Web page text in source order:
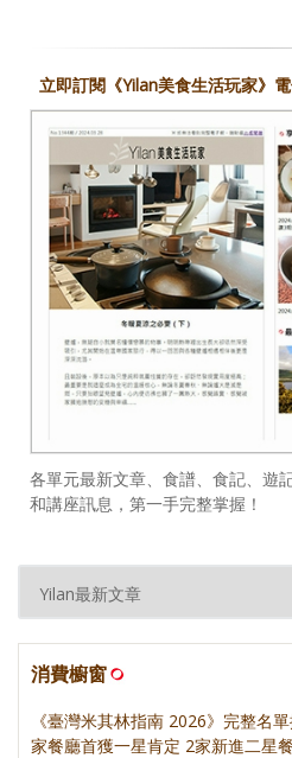
立即訂閱《Yilan美食生活玩家》
各單元最新文章、食譜、食記、遊
和講座訊息，第一手完整掌握！
消費櫥窗
《臺灣米其林指南 2026》完整名
家餐廳首獲一星肯定 2家新進二星